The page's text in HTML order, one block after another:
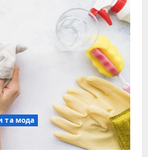
та мода